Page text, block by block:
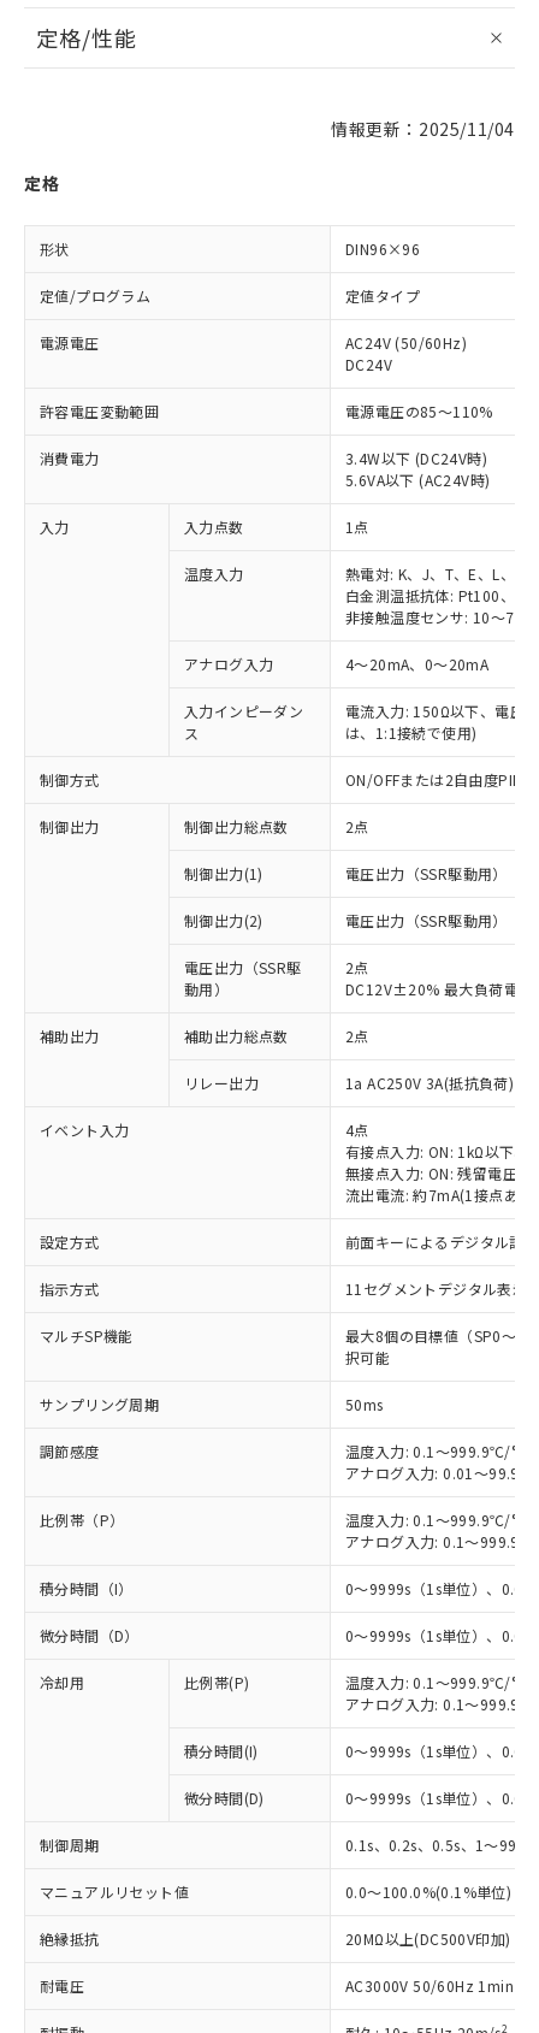
定格/性能
情報更新：2025/11/04
定格
形状 DIN96×96
定値/プログラム 定値タイプ
電源電圧
AC24V (50/60Hz)
DC24V
許容電圧変動範囲 電源電圧の85～110%
消費電力
3.4W以下 (DC24V時)
5.6VA以下 (AC24V時)
入力 入力点数 1点
温度入力
熱電対: K、J、T、E、L、U
白金測温抵抗体: Pt100、
非接触温度センサ: 10～
アナログ入力 4～20mA、0～20mA
入力インピーダン
ス
電流入力: 150Ω以下、電圧
は、1:1接続で使用)
制御方式 ON/OFFまたは2自由度PID
制御出力 制御出力総点数 2点
制御出力(1) 電圧出力（SSR駆動用）
制御出力(2) 電圧出力（SSR駆動用）
電圧出力（SSR駆
動用）
2点
DC12V±20% 最大負荷電流
補助出力 補助出力総点数 2点
リレー出力 1a AC250V 3A(抵抗負荷)
イベント入力
4点
有接点入力: ON: 1kΩ以下、
無接点入力: ON: 残留電圧
流出電流: 約7mA(1接点あた
設定方式 前面キーによるデジタル設定
指示方式 11セグメントデジタル表示
マルチSP機能
最大8個の目標値（SP0～
択可能
サンプリング周期 50ms
調節感度
温度入力: 0.1～999.9℃/°F
アナログ入力: 0.01～
比例帯（P）
温度入力: 0.1～999.9℃/°F
アナログ入力: 0.1～
積分時間（I） 0～9999s（1s単位）、0.0
微分時間（D） 0～9999s（1s単位）、0.0
冷却用 比例帯(P)
温度入力: 0.1～999.9℃/°F
アナログ入力: 0.1～
積分時間(I) 0～9999s（1s単位）、0.0
微分時間(D) 0～9999s（1s単位）、0.0
制御周期 0.1s、0.2s、0.5s、1～99s
マニュアルリセット値 0.0～100.0%(0.1%単位)
絶縁抵抗 20MΩ以上(DC500V印加)
耐電圧 AC3000V 50/60Hz 1min (
2
※1 対応状況
対応済み：EU RoHS指令（10物質）の
非含有に対応した製品が提供可能な商品で